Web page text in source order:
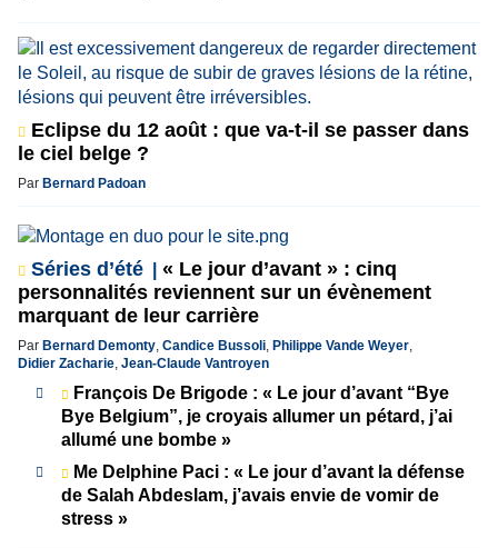
Eclipse du 12 août : que va-t-il se passer dans
le ciel belge ?
Par Bernard Padoan
Séries d’été
« Le jour d’avant » : cinq
personnalités reviennent sur un évènement
marquant de leur carrière
Par Bernard Demonty, Candice Bussoli, Philippe Vande Weyer,
Didier Zacharie, Jean-Claude Vantroyen
François De Brigode : « Le jour d’avant “Bye
Bye Belgium”, je croyais allumer un pétard, j’ai
allumé une bombe »
Me Delphine Paci : « Le jour d’avant la défense
de Salah Abdeslam, j’avais envie de vomir de
stress »